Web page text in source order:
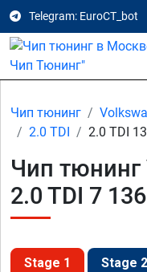
Telegram: EuroCT_bot
Чип тюнинг
2.0 TDI
2.0 TDI
Чип тюнинг
2.0 TDI 7
Stage 1 Stage 2